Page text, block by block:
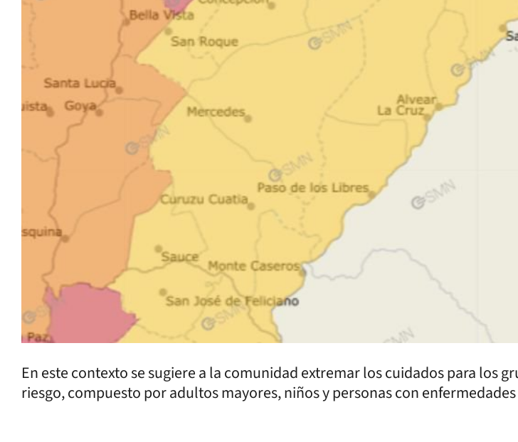
En este contexto se sugiere a la comunidad extremar los cuidados para los
riesgo, compuesto por adultos mayores, niños y personas con